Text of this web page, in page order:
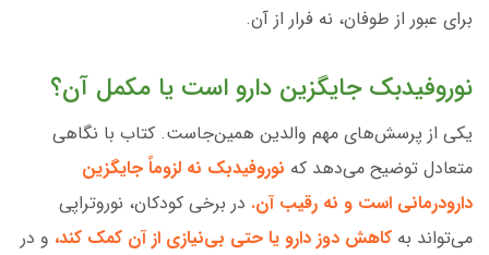
برای عبور از طوفان، نه فرار از آن.
نوروفیدبک جایگزین دارو است یا مکمل آن؟
یکی از پرسش‌های مهم والدین همین‌جاست. کتاب با نگاهی
متعادل توضیح می‌دهد که نوروفیدبک نه لزوماً جایگزین
دارودرمانی است و نه رقیب آن. در برخی کودکان، نوروتراپی
می‌تواند به کاهش دوز دارو یا حتی بی‌نیازی از آن کمک کند، و در